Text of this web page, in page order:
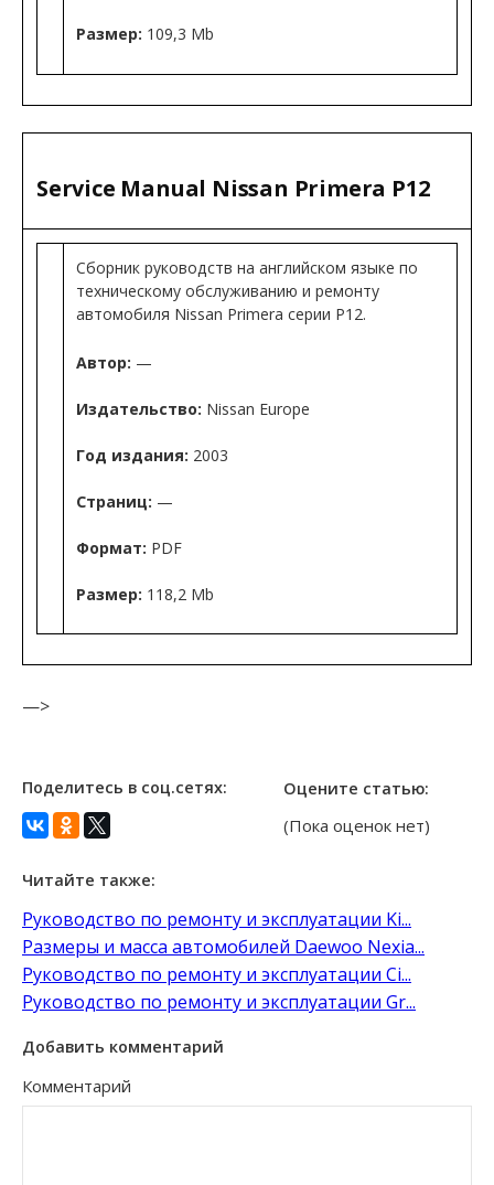
Размер: 109,3 Mb
Service Manual Nissan Primera P12
Сборник руководств на английском языке по
техническому обслуживанию и ремонту
автомобиля Nissan Primera серии P12.
Автор: —
Издательство: Nissan Europe
Год издания: 2003
Страниц: —
Формат: PDF
Размер: 118,2 Mb
—>
Поделитесь в соц.сетях: Оцените статью:
(Пока оценок нет)
Читайте также:
Руководство по ремонту и эксплуатации Ki...
Размеры и масса автомобилей Daewoo Nexia...
Руководство по ремонту и эксплуатации Ci...
Руководство по ремонту и эксплуатации Gr...
Добавить комментарий
Комментарий